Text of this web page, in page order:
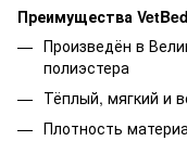
Преимущества
Произведён в
полиэстера
Тёплый, мягкий и
Плотность